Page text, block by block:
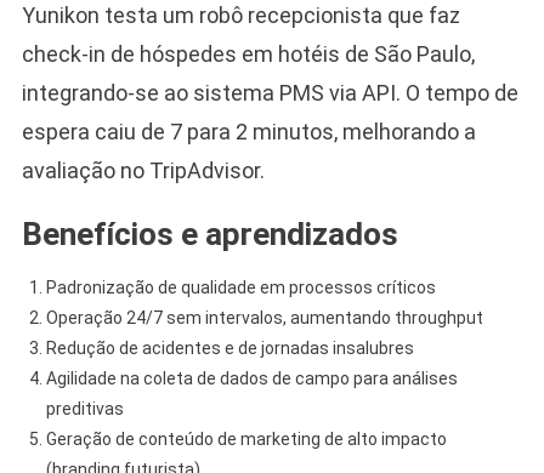
Yunikon testa um robô recepcionista que faz
check-in de hóspedes em hotéis de São Paulo,
integrando-se ao sistema PMS via API. O tempo de
espera caiu de 7 para 2 minutos, melhorando a
avaliação no TripAdvisor.
Benefícios e aprendizados
Padronização de qualidade em processos críticos
Operação 24/7 sem intervalos, aumentando throughput
Redução de acidentes e de jornadas insalubres
Agilidade na coleta de dados de campo para análises
preditivas
Geração de conteúdo de marketing de alto impacto
(branding futurista)